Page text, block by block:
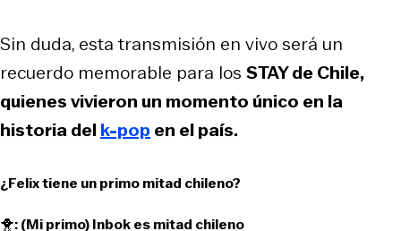
Sin duda, esta transmisión en vivo será un
recuerdo memorable para los STAY de Chile,
quienes vivieron un momento único en la
historia delk-pop en el país.
¿Felix tiene un primo mitad chileno?
🐥: (Mi primo) Inbok es mitad chileno